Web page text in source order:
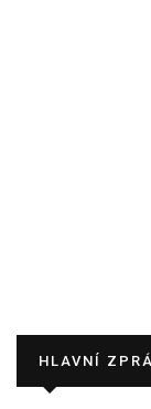
HLAVNÍ